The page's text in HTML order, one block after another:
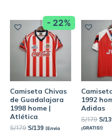
- 22%
Camiseta Chivas
de Guadalajara
1998 home |
Atlética
S/179 S/139 (Envío
1992
Adidas
S/179 S/
¡GRATIS!)